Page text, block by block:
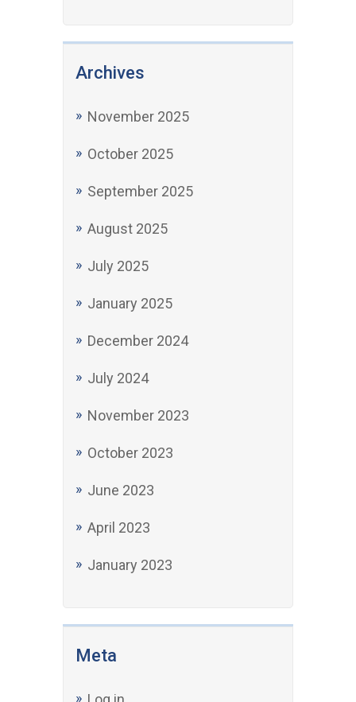
Archives
November 2025
October 2025
September 2025
August 2025
July 2025
January 2025
December 2024
July 2024
November 2023
October 2023
June 2023
April 2023
January 2023
Meta